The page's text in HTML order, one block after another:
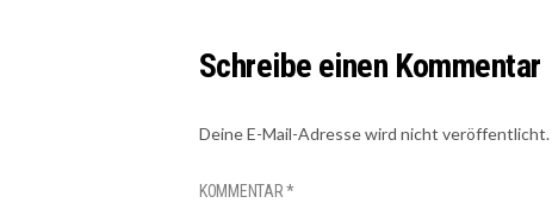
Schreibe einen Kommentar
Deine E-Mail-Adresse wird nicht veröffentlicht.
KOMMENTAR*